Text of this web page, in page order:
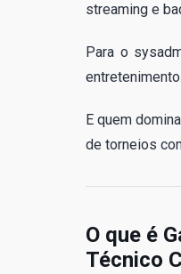
streaming e
Para o
E quem
de torneios
O que é
Técnico